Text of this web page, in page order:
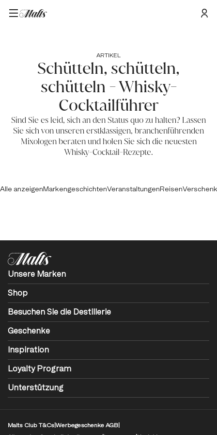
ARTIKEL
Schütteln, schütteln,
schütteln - Whisky-
Cocktailführer
Sind Sie es leid, sich an den Status quo zu halten? Lassen
Sie sich von unseren erstklassigen, branchenführenden
Mixologen beraten und holen Sie sich die neuesten
Whisky-Cocktail-Rezepte.
Alle anzeigenMarkengeschichtenVeranstaltungenReisen
Unsere Marken
Shop
Besuchen Sie die Destillerie
Geschenke
Inspiration
Loyalty Program
Unterstützung
Malts Club T&CsWerbegeschenke AGB